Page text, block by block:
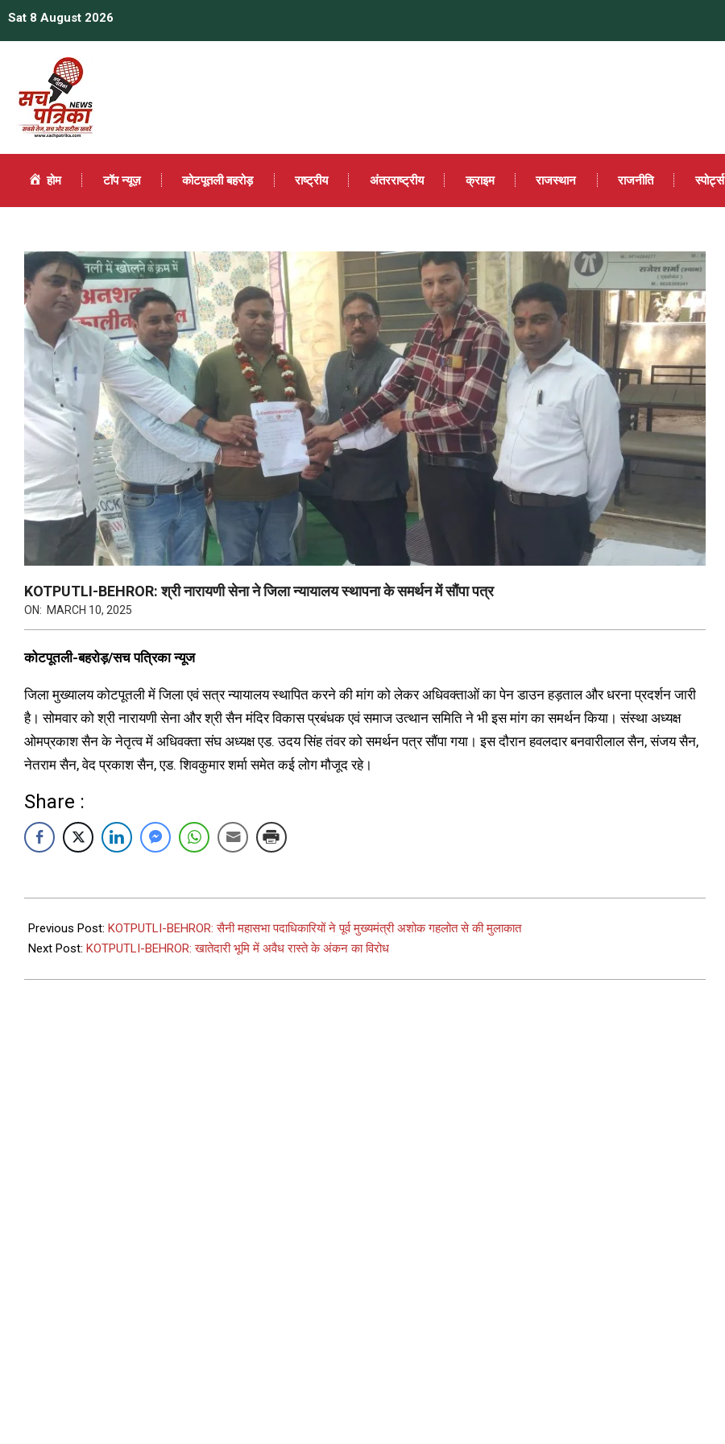
Sat 8 August 2026
होम टॉप न्यूज़ कोटपूतली बहरोड़ राष्ट्रीय अंतरराष्ट्रीय क्राइम राजस्थान राजनीति स्पोर्ट्स
KOTPUTLI-BEHROR: श्री नारायणी सेना ने जिला न्यायालय स्थापना के समर्थन में सौंपा पत्र
ON: MARCH 10, 2025
कोटपूतली-बहरोड़/सच पत्रिका न्यूज
जिला मुख्यालय कोटपूतली में जिला एवं सत्र न्यायालय स्थापित करने की मांग को लेकर अधिवक्ताओं का पेन डाउन हड़ताल और धरना प्रदर्शन जारी
है। सोमवार को श्री नारायणी सेना और श्री सैन मंदिर विकास प्रबंधक एवं समाज उत्थान समिति ने भी इस मांग का समर्थन किया। संस्था अध्यक्ष
ओमप्रकाश सैन के नेतृत्व में अधिवक्ता संघ अध्यक्ष एड. उदय सिंह तंवर को समर्थन पत्र सौंपा गया। इस दौरान हवलदार बनवारीलाल सैन, संजय सैन,
नेतराम सैन, वेद प्रकाश सैन, एड. शिवकुमार शर्मा समेत कई लोग मौजूद रहे।
Share :
Previous Post: KOTPUTLI-BEHROR: सैनी महासभा पदाधिकारियों ने पूर्व मुख्यमंत्री अशोक गहलोत से की मुलाकात
Next Post: KOTPUTLI-BEHROR: खातेदारी भूमि में अवैध रास्ते के अंकन का विरोध